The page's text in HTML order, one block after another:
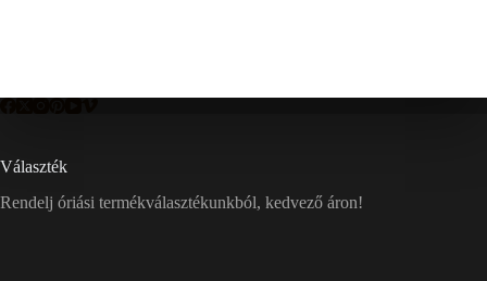
Választék
Rendelj óriási termékválasztékunkból, kedvező áron!